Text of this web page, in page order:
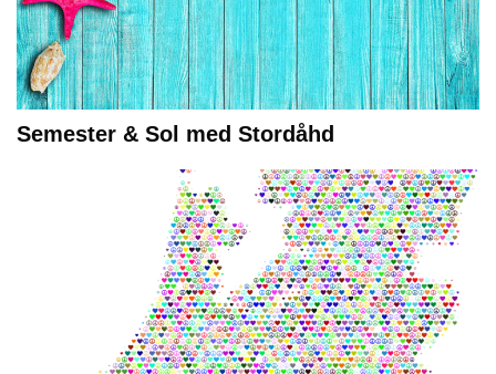
Semester & Sol med Stordåhd